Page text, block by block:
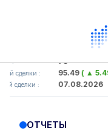
: 79
сделки : 95.49( ▲ 5.49 )
сделки : 07.08.2026
ОТЧЕТЫ